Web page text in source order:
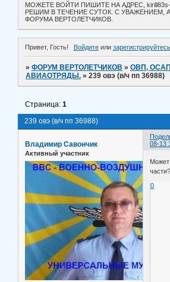
МОЖЕТЕ ВОЙТИ ПИШИТЕ НА АДРЕС, kirill83s-
РЕШИМ В ТЕЧЕНИЕ СУТОК. С УВАЖЕНИЕМ,
ФОРУМА ВЕРТОЛЕТЧИКОВ.
Привет, Гость! Войдитеили зарегистрируйтесь
»ФОРУМ ВЕРТОЛЕТЧИКОВ »ОВП,
АВИАОТРЯДЫ. »239 овэ (в/ч пп 36988)
239 овэ (в/ч пп 36988)
Страница:1
08-13
Владимир Савончик
Активный участник
Может
0